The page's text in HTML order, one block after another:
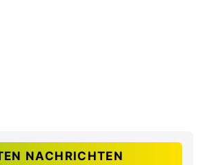
NACHRICHTEN